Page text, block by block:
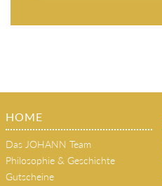
HOME
Das JOHANN Team
Philosophie & Geschichte
Gutscheine